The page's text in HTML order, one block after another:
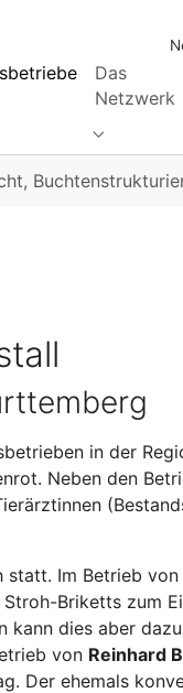
Das
Netzwerk
Submenu
in der
Neben den
statt. Im Betrieb von
Briketts zum
dies aber
von Reinhard
Der ehemals